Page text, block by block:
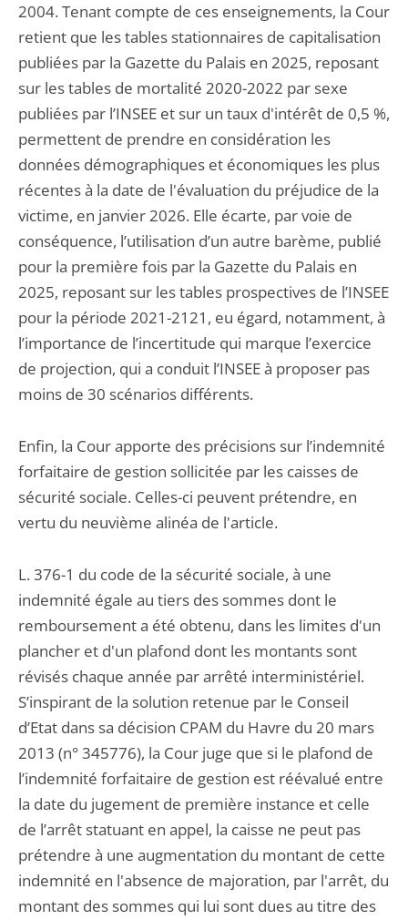
2004. Tenant compte de ces enseignements, la Cour
retient que les tables stationnaires de capitalisation
publiées par la Gazette du Palais en 2025, reposant
sur les tables de mortalité 2020-2022 par sexe
publiées par l’INSEE et sur un taux d'intérêt de 0,5 %,
permettent de prendre en considération les
données démographiques et économiques les plus
récentes à la date de l'évaluation du préjudice de la
victime, en janvier 2026. Elle écarte, par voie de
conséquence, l’utilisation d’un autre barème, publié
pour la première fois par la Gazette du Palais en
2025, reposant sur les tables prospectives de l’INSEE
pour la période 2021-2121, eu égard, notamment, à
l’importance de l’incertitude qui marque l’exercice
de projection, qui a conduit l’INSEE à proposer pas
moins de 30 scénarios différents.
Enfin, la Cour apporte des précisions sur l’indemnité
forfaitaire de gestion sollicitée par les caisses de
sécurité sociale. Celles-ci peuvent prétendre, en
vertu du neuvième alinéa de l'article.
L. 376-1 du code de la sécurité sociale, à une
indemnité égale au tiers des sommes dont le
remboursement a été obtenu, dans les limites d'un
plancher et d'un plafond dont les montants sont
révisés chaque année par arrêté interministériel.
S’inspirant de la solution retenue par le Conseil
d’Etat dans sa décision CPAM du Havre du 20 mars
2013 (n° 345776), la Cour juge que si le plafond de
l’indemnité forfaitaire de gestion est réévalué entre
la date du jugement de première instance et celle
de l’arrêt statuant en appel, la caisse ne peut pas
prétendre à une augmentation du montant de cette
indemnité en l'absence de majoration, par l'arrêt, du
montant des sommes qui lui sont dues au titre des